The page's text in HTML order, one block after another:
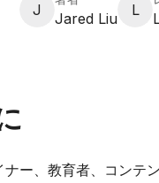
J Jared Liu L
ナー、教育者、コンテ